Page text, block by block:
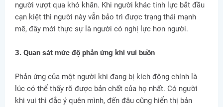
người vượt qua khó khăn. Khi người khác tinh lực bắt đầu
cạn kiệt thì người này vẫn bảo trì được trạng thái mạnh
mẽ, đây mới thực sự là người có nghị lực hơn người.
3. Quan sát mức độ phản ứng khi vui buồn
Phản ứng của một người khi đang bị kích động chính là
lúc có thể thấy rõ được bản chất của họ nhất. Có người
khi vui thì đắc ý quên mình, đến đâu cũng hiển thị bản